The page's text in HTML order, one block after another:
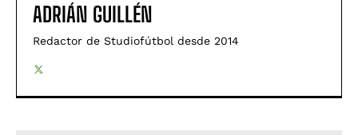
ADRIÁN GUILLÉN
Redactor de Studiofútbol desde 2014